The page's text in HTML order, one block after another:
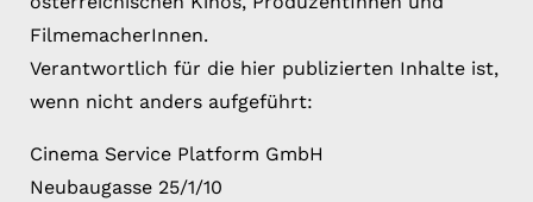
So geht’s
Account
Suche
FilmemacherInnen.
Verantwortlich für die hier publizierten Inhalte ist,
wenn nicht anders aufgeführt:
Cinema Service Platform GmbH
Neubaugasse 25/1/10